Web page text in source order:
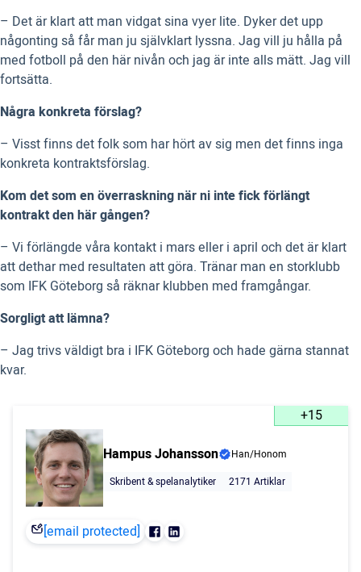
– Det är klart att man vidgat sina vyer lite. Dyker det upp
någonting så får man ju självklart lyssna. Jag vill ju hålla på
med fotboll på den här nivån och jag är inte alls mätt. Jag vill
fortsätta.
Några konkreta förslag?
– Visst finns det folk som har hört av sig men det finns inga
konkreta kontraktsförslag.
Kom det som en överraskning när ni inte fick förlängt
kontrakt den här gången?
– Vi förlängde våra kontakt i mars eller i april och det är klart
att dethar med resultaten att göra. Tränar man en storklubb
som IFK Göteborg så räknar klubben med framgångar.
Sorgligt att lämna?
– Jag trivs väldigt bra i IFK Göteborg och hade gärna stannat
kvar.
+15
Hampus Johansson
Han/Honom
Skribent & spelanalytiker
2171 Artiklar
[email protected]